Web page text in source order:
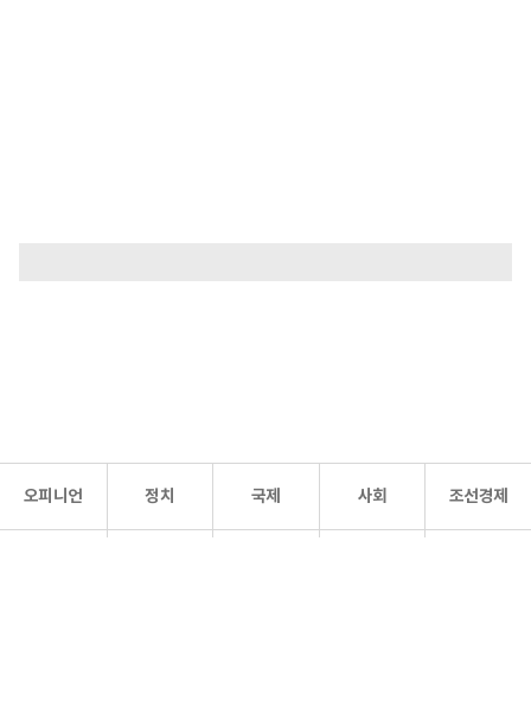
오피니언 정치 국제 사회 조선경제